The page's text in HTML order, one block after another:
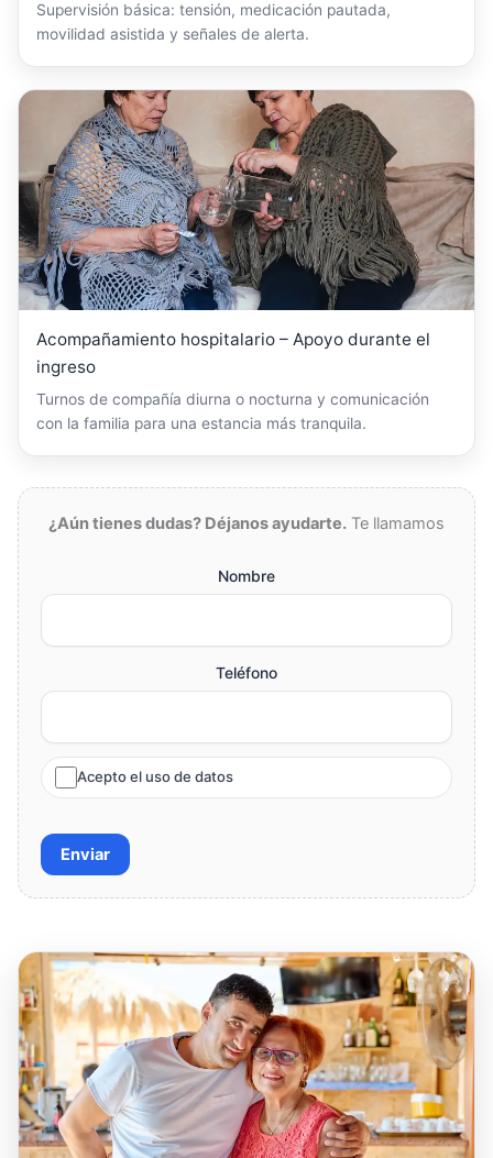
Supervisión básica: tensión, medicación pautada,
movilidad asistida y señales de alerta.
Acompañamiento hospitalario – Apoyo durante el
ingreso
Turnos de compañía diurna o nocturna y comunicación
con la familia para una estancia más tranquila.
¿Aún tienes dudas? Déjanos ayudarte. Te llamamos
Nombre
Teléfono
Acepto el uso de datos
Enviar